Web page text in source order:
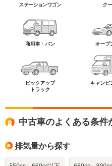
ステーションワゴン ク
商用車・バン オープ
ピックアップ
トラック
キャンピ
中古車のよくある条件
排気量から探す